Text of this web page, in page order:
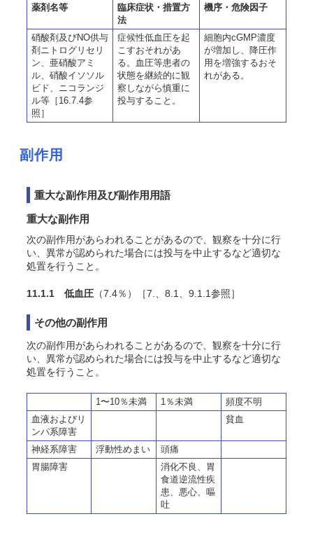
薬剤名等
臨床症状・措置方
法
機序・危険因子
硝酸剤及びNO供与
剤ニトログリセリ
ン、亜硝酸アミ
ル、硝酸イソソル
ビド、ニコランジ
ル等［16.7.4参
照］
症候性低血圧を起
こすおそれがあ
る。血圧等患者の
状態を継続的に観
察しながら慎重に
投与すること。
細胞内cGMP濃度
が増加し、降圧作
用を増強するおそ
れがある。
副作用
重大な副作用及び副作用用語
重大な副作用
次の副作用があらわれることがあるので、観察を十分に行
い、異常が認められた場合には投与を中止するなど適切な
処置を行うこと。
11.1.1 低血圧 （7.4％）［7.、8.1、9.1.1参照］
その他の副作用
次の副作用があらわれることがあるので、観察を十分に行
い、異常が認められた場合には投与を中止するなど適切な
処置を行うこと。
1〜10％未満 1％未満
頻度不明
血液およびリ
ンパ系障害
貧血
神経系障害 浮動性めまい
頭痛
胃腸障害
消化不良、胃
食道逆流性疾
患、悪心、嘔
吐